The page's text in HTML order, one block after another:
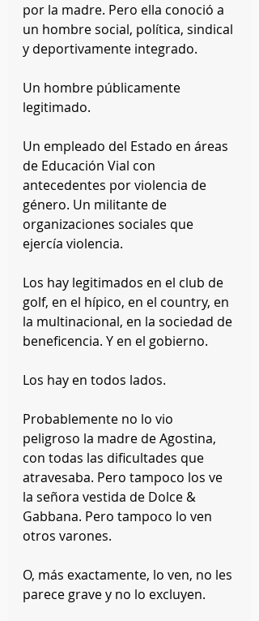
por la madre. Pero ella conoció a
un hombre social, política, sindical
y deportivamente integrado.
Un hombre públicamente
legitimado.
Un empleado del Estado en áreas
de Educación Vial con
antecedentes por violencia de
género. Un militante de
organizaciones sociales que
ejercía violencia.
Los hay legitimados en el club de
golf, en el hípico, en el country, en
la multinacional, en la sociedad de
beneficencia. Y en el gobierno.
Los hay en todos lados.
Probablemente no lo vio
peligroso la madre de Agostina,
con todas las dificultades que
atravesaba. Pero tampoco los ve
la señora vestida de Dolce &
Gabbana. Pero tampoco lo ven
otros varones.
O, más exactamente, lo ven, no les
parece grave y no lo excluyen.